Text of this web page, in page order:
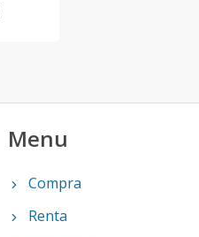
Menu
Compra
Renta